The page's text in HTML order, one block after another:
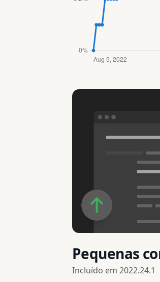
Pequenas
Incluído em 2022.24.1